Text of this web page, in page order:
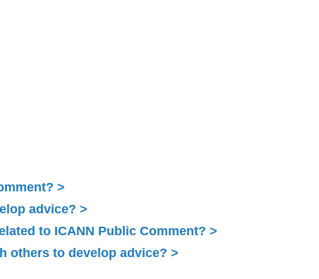
advice?
to ICANN Public Comment?
others to develop advice?